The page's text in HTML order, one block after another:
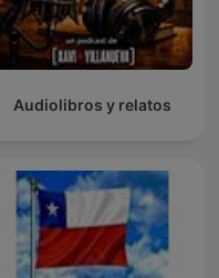
Audiolibros y relatos